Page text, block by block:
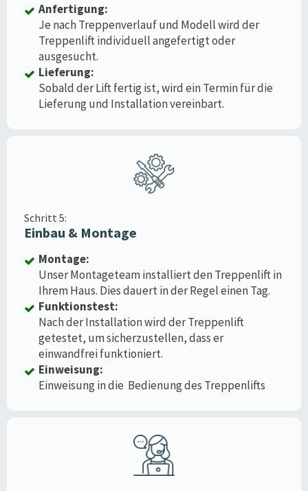
Anfertigung:
Je nach Treppenverlauf und Modell wird der
Treppenlift individuell angefertigt oder
ausgesucht.
Lieferung:
Sobald der Lift fertig ist, wird ein Termin für die
Lieferung und Installation vereinbart.
Schritt 5:
Einbau & Montage
Montage:
Unser Montageteam installiert den Treppenlift in
Ihrem Haus. Dies dauert in der Regel einen Tag.
Funktionstest:
Nach der Installation wird der Treppenlift
getestet, um sicherzustellen, dass er
einwandfrei funktioniert.
Einweisung:
Einweisung in die Bedienung des Treppenlifts